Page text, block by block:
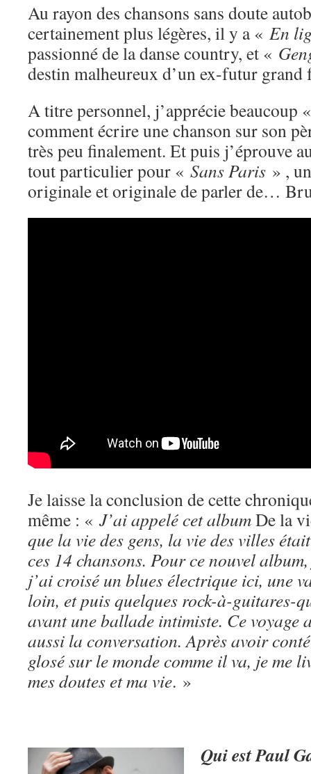
Au rayon des chansons sans doute
certainement plus légères, il y a « En
passionné de la danse country, et «
destin malheureux d’un ex-futur
A titre personnel, j’apprécie beaucoup
comment écrire une chanson sur son
très peu finalement. Et puis j’éprouve
tout particulier pour « Sans Paris » ,
originale et originale de parler de…
Je laisse la conclusion de cette
même : « J’ai appelé cet albumDe la
que la vie des gens, la vie des villes
ces 14 chansons. Pour ce nouvel
j’ai croisé un blues électrique ici, une
loin, et puis quelques rock-à-guitares-
avant une ballade intimiste. Ce voyage
aussi la conversation. Après avoir
glosé sur le monde comme il va, je me
mes doutes et ma vie. »
Qui est Paul